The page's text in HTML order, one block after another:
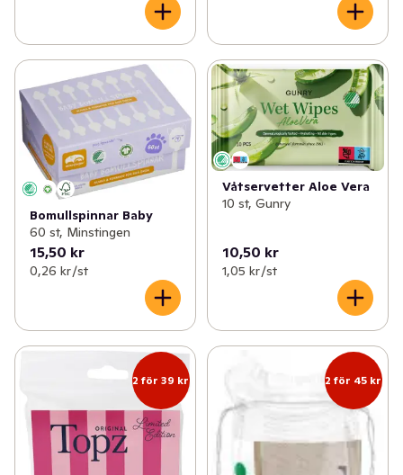
Bomullspinnar Baby
60 st, Minstingen
15,50 kr
0,26 kr /st
Våtservetter Aloe Vera
10 st, Gunry
10,50 kr
1,05 kr /st
2 för 39 kr 2 för 45 kr